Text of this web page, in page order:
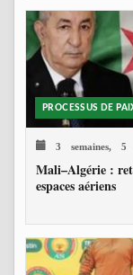
PROCESSUS DE
3 semaines, 5
Mali–Algérie :
espaces aériens